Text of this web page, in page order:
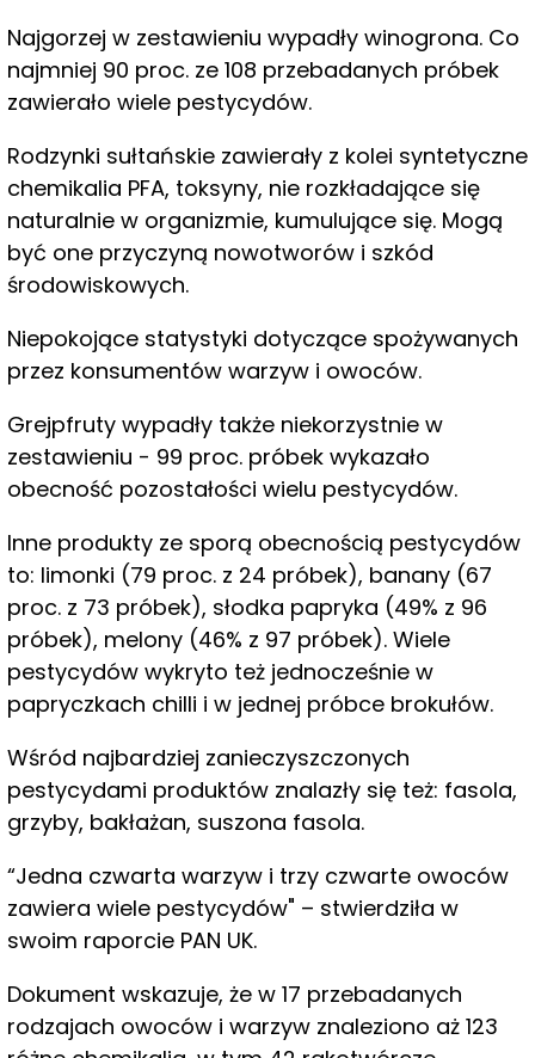
Najgorzej w zestawieniu wypadły winogrona. Co
najmniej 90 proc. ze 108 przebadanych próbek
zawierało wiele pestycydów.
Rodzynki sułtańskie zawierały z kolei syntetyczne
chemikalia PFA, toksyny, nie rozkładające się
naturalnie w organizmie, kumulujące się. Mogą
być one przyczyną nowotworów i szkód
środowiskowych.
Niepokojące statystyki dotyczące spożywanych
przez konsumentów warzyw i owoców.
Grejpfruty wypadły także niekorzystnie w
zestawieniu - 99 proc. próbek wykazało
obecność pozostałości wielu pestycydów.
Inne produkty ze sporą obecnością pestycydów
to: limonki (79 proc. z 24 próbek), banany (67
proc. z 73 próbek), słodka papryka (49% z 96
próbek), melony (46% z 97 próbek). Wiele
pestycydów wykryto też jednocześnie w
papryczkach chilli i w jednej próbce brokułów.
Wśród najbardziej zanieczyszczonych
pestycydami produktów znalazły się też: fasola,
grzyby, bakłażan, suszona fasola.
“Jedna czwarta warzyw i trzy czwarte owoców
zawiera wiele pestycydów" – stwierdziła w
swoim raporcie PAN UK.
Dokument wskazuje, że w 17 przebadanych
rodzajach owoców i warzyw znaleziono aż 123